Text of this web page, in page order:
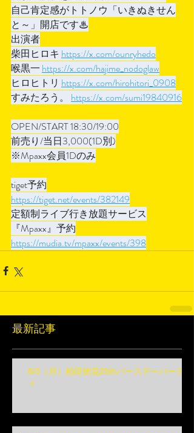
自己肯定感がトトノウ「いきぬきせん
と～」開店です♨
出演者
柴田ヒロキ https://x.com/ounryhedo
喉黒一 https://x.com/hajime_nodoglaw
ヒロヒトリ https://x.com/hirohitori_0908
すみたろう。 https://x.com/sumi19840916
OPEN/START 18:30/19:00
前売り/当日3,000(1D別)
※Mpaxx会員1Dのみ
tiget予約
https://tiget.net/events/382149
定額制ライブ行き放題サービス
『Mpaxx』予約
https://mudia.tv/mpaxx/events/398
最新記事
8/3（月）柏田徳花25thバースデーパーテ
ィ